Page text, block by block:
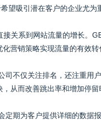
望吸引潜在客户的企业尤
接关系到网站流量的增长。
营销策略实现流量的有效转
司不仅关注排名，还注重用
从而改善跳出率和增加停留
定期为客户提供详细的数据